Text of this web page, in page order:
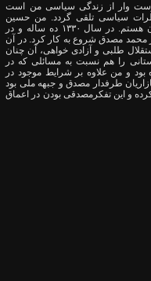
وار از زندگی سیاسی من است
سیاسی تلقی گردد. من حسین
موسویان متولد هفدهم اسفند ۱۳۲۰ در تهران هستم. در سال ۱۳۳۰ ده ساله و در
محمد مصدق شروع به کار کرد. در آن
طلبی و آزادی خواهی، آن چنان
را هم نسبت به مسائلی که در
و من علاوه بر شرایط موجود در
طرفدار مصدق و جبهه ملی بود
و این تفکرمصدقی بودن در اعماق